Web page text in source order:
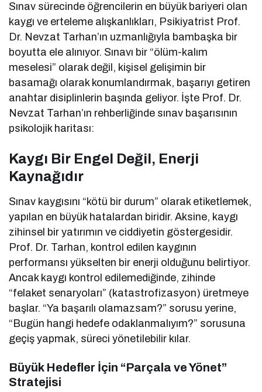
Sınav sürecinde öğrencilerin en büyük bariyeri olan
kaygı ve erteleme alışkanlıkları, Psikiyatrist Prof.
Dr. Nevzat Tarhan’ın uzmanlığıyla bambaşka bir
boyutta ele alınıyor. Sınavı bir “ölüm-kalım
meselesi” olarak değil, kişisel gelişimin bir
basamağı olarak konumlandırmak, başarıyı getiren
anahtar disiplinlerin başında geliyor. İşte Prof. Dr.
Nevzat Tarhan’ın rehberliğinde sınav başarısının
psikolojik haritası:
Kaygı Bir Engel Değil, Enerji
Kaynağıdır
Sınav kaygısını “kötü bir durum” olarak etiketlemek,
yapılan en büyük hatalardan biridir. Aksine, kaygı
zihinsel bir yatırımın ve ciddiyetin göstergesidir.
Prof. Dr. Tarhan, kontrol edilen kaygının
performansı yükselten bir enerji olduğunu belirtiyor.
Ancak kaygı kontrol edilemediğinde, zihinde
“felaket senaryoları” (katastrofizasyon) üretmeye
başlar. “Ya başarılı olamazsam?” sorusu yerine,
“Bugün hangi hedefe odaklanmalıyım?” sorusuna
geçiş yapmak, süreci yönetilebilir kılar.
Büyük Hedefler İçin “Parçala ve Yönet”
Stratejisi